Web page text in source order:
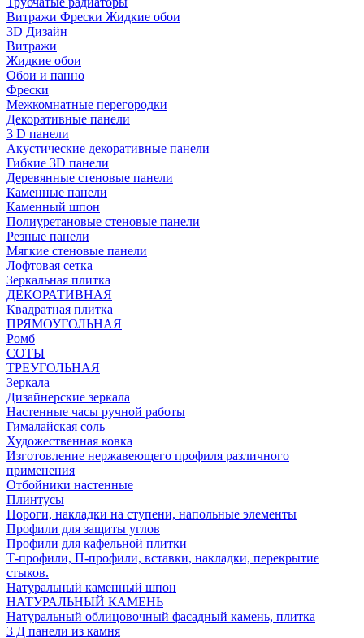
Витражи Фрески Жидкие обои
3D Дизайн
Витражи
Жидкие обои
Обои и панно
Фрески
Межкомнатные перегородки
Декоративные панели
3 D панели
Акустические декоративные панели
Гибкие 3D панели
Деревянные стеновые панели
Каменные панели
Каменный шпон
Полиуретановые стеновые панели
Резные панели
Мягкие стеновые панели
Лофтовая сетка
Зеркальная плитка
ДЕКОРАТИВНАЯ
Квадратная плитка
ПРЯМОУГОЛЬНАЯ
Ромб
СОТЫ
ТРЕУГОЛЬНАЯ
Зеркала
Дизайнерские зеркала
Настенные часы ручной работы
Гималайская соль
Художественная ковка
Изготовление нержавеющего профиля различного
применения
Отбойники настенные
Плинтусы
Пороги, накладки на ступени, напольные элементы
Профили для защиты углов
Профили для кафельной плитки
Т-профили, П-профили, вставки, накладки, перекрытие
стыков.
Натуральный каменный шпон
НАТУРАЛЬНЫЙ КАМЕНЬ
Натуральный облицовочный фасадный камень, плитка
3 Д панели из камня